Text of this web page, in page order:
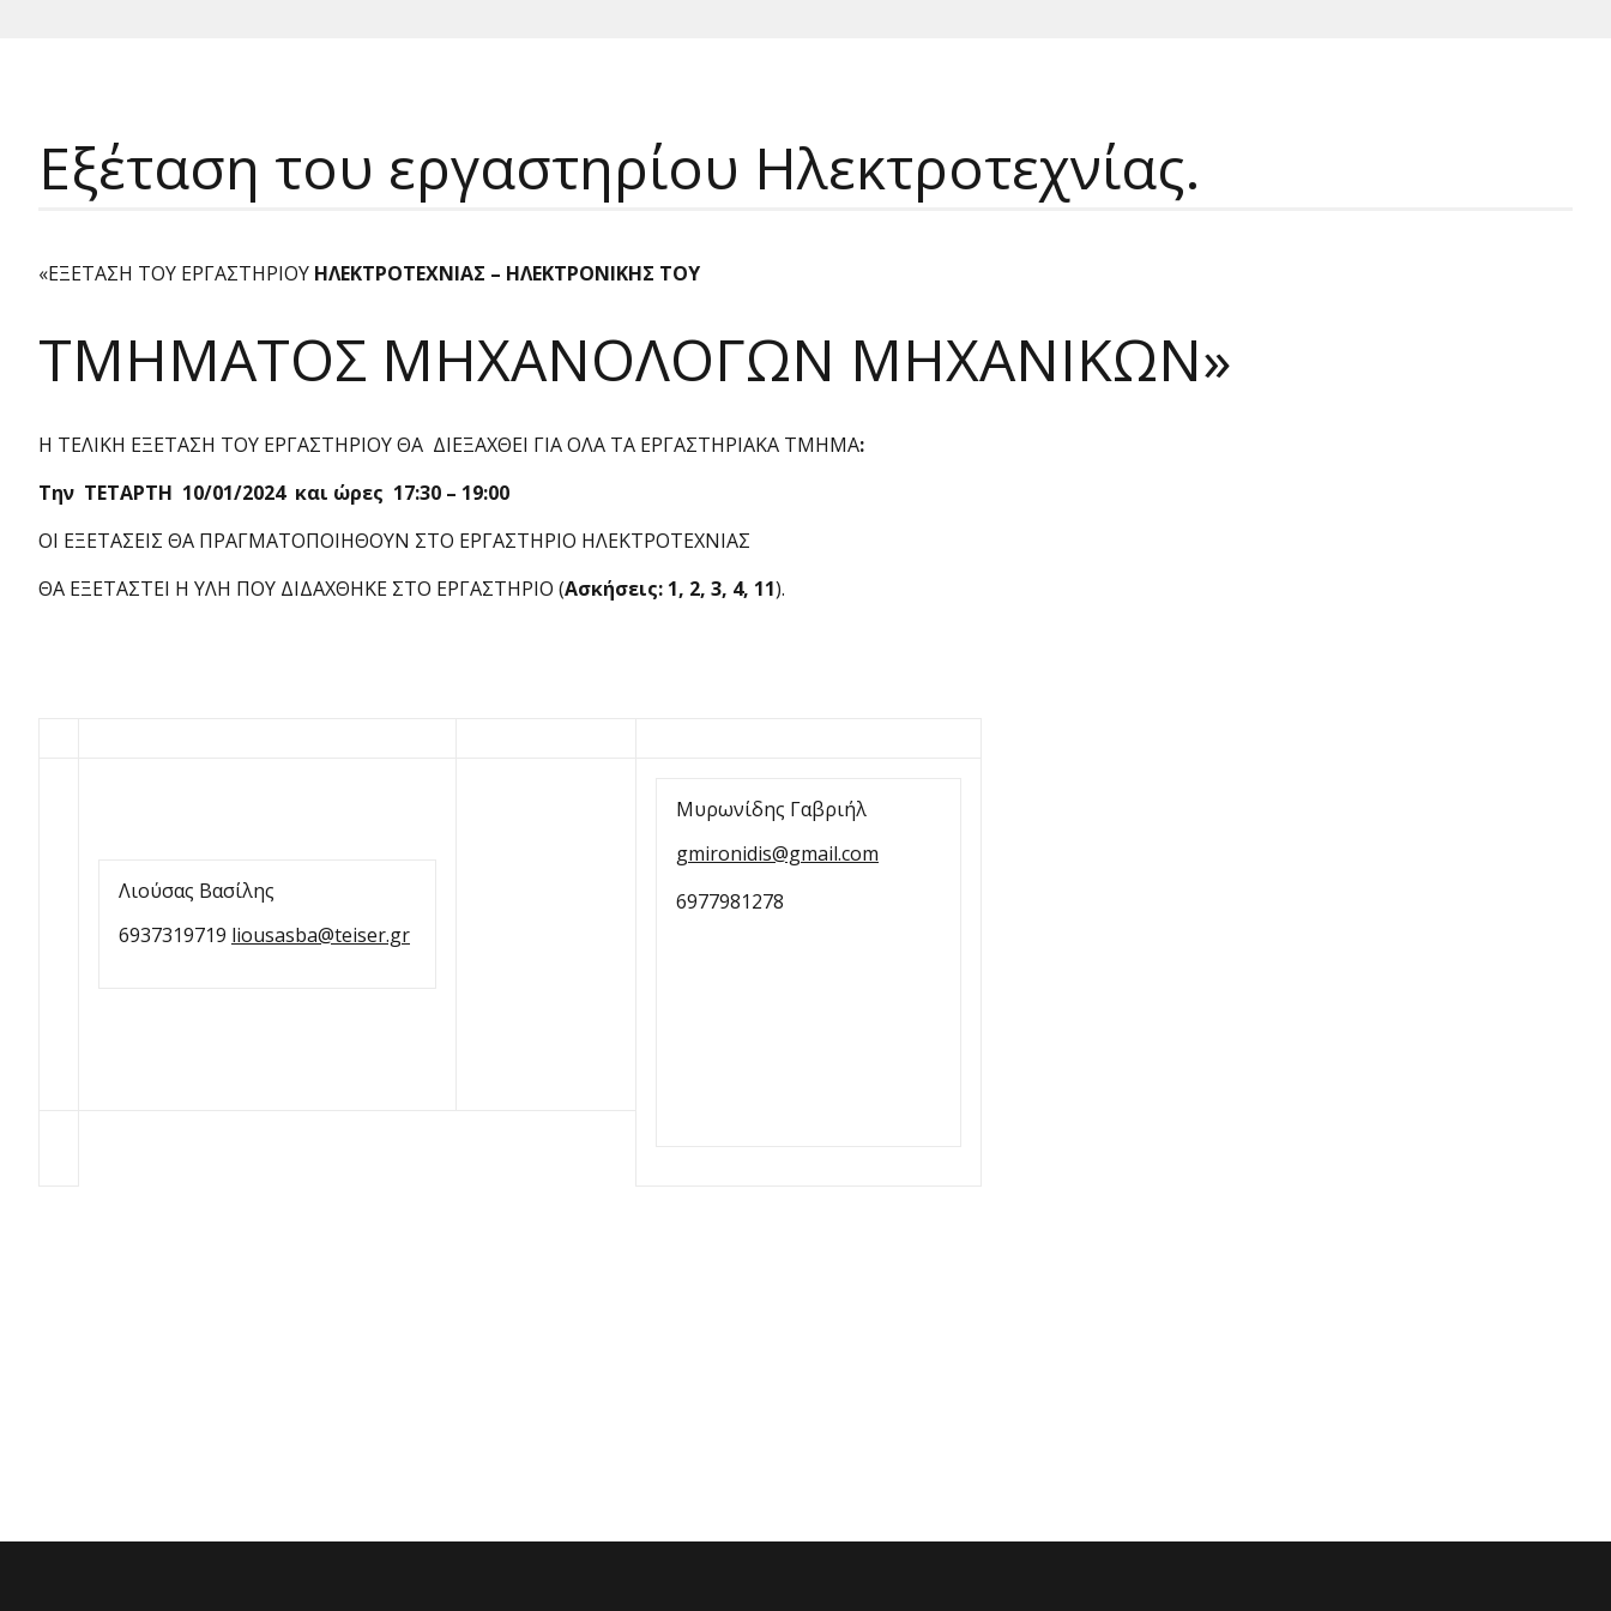
Εξέταση του εργαστηρίου Ηλεκτροτεχνίας.
«ΕΞΕΤΑΣΗ ΤΟΥ ΕΡΓΑΣΤΗΡΙΟΥ ΗΛΕΚΤΡΟΤΕΧΝΙΑΣ – ΗΛΕΚΤΡΟΝΙΚΗΣ ΤΟΥ
ΤΜΗΜΑΤΟΣ ΜΗΧΑΝΟΛΟΓΩΝ ΜΗΧΑΝΙΚΩΝ»
Η ΤΕΛΙΚΗ ΕΞΕΤΑΣΗ ΤΟΥ ΕΡΓΑΣΤΗΡΙΟΥ ΘΑ ΔΙΕΞΑΧΘΕΙ ΓΙΑ ΟΛΑ ΤΑ ΕΡΓΑΣΤΗΡΙΑΚΑ ΤΜΗΜΑ:
Την ΤΕΤΑΡΤΗ 10/01/2024 και ώρες 17:30 – 19:00
ΟΙ ΕΞΕΤΑΣΕΙΣ ΘΑ ΠΡΑΓΜΑΤΟΠΟΙΗΘΟΥΝ ΣΤΟ ΕΡΓΑΣΤΗΡΙΟ ΗΛΕΚΤΡΟΤΕΧΝΙΑΣ
ΘΑ ΕΞΕΤΑΣΤΕΙ Η ΥΛΗ ΠΟΥ ΔΙΔΑΧΘΗΚΕ ΣΤΟ ΕΡΓΑΣΤΗΡΙΟ (Ασκήσεις: 1, 2, 3, 4, 11).
Λιούσας Βασίλης
6937319719 liousasba@teiser.gr
Μυρωνίδης Γαβριήλ
gmironidis@gmail.com
6977981278